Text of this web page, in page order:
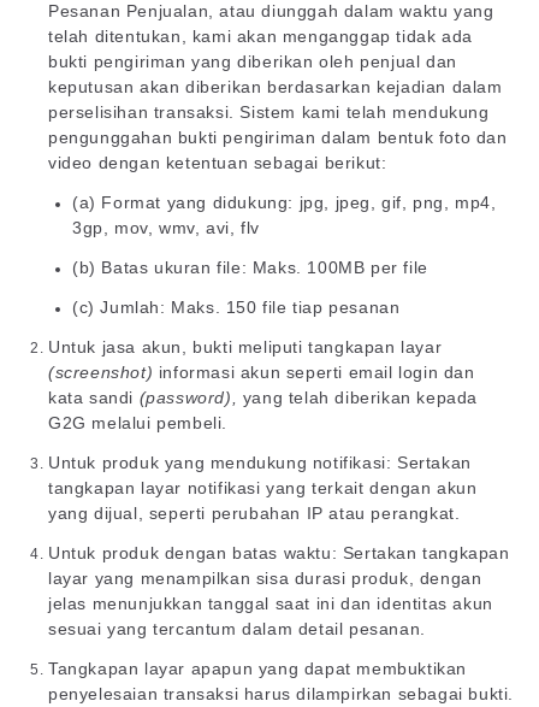
Pesanan Penjualan, atau diunggah dalam waktu yang
telah ditentukan, kami akan menganggap tidak ada
bukti pengiriman yang diberikan oleh penjual dan
keputusan akan diberikan berdasarkan kejadian dalam
perselisihan transaksi. Sistem kami telah mendukung
pengunggahan bukti pengiriman dalam bentuk foto dan
video dengan ketentuan sebagai berikut:
(a) Format yang didukung: jpg, jpeg, gif, png, mp4,
3gp, mov, wmv, avi, flv
(b) Batas ukuran file: Maks. 100MB per file
(c) Jumlah: Maks. 150 file tiap pesanan
Untuk jasa akun, bukti meliputi tangkapan layar
(screenshot) informasi akun seperti email login dan
kata sandi (password), yang telah diberikan kepada
G2G melalui pembeli.
Untuk produk yang mendukung notifikasi: Sertakan
tangkapan layar notifikasi yang terkait dengan akun
yang dijual, seperti perubahan IP atau perangkat.
Untuk produk dengan batas waktu: Sertakan tangkapan
layar yang menampilkan sisa durasi produk, dengan
jelas menunjukkan tanggal saat ini dan identitas akun
sesuai yang tercantum dalam detail pesanan.
Tangkapan layar apapun yang dapat membuktikan
penyelesaian transaksi harus dilampirkan sebagai bukti.